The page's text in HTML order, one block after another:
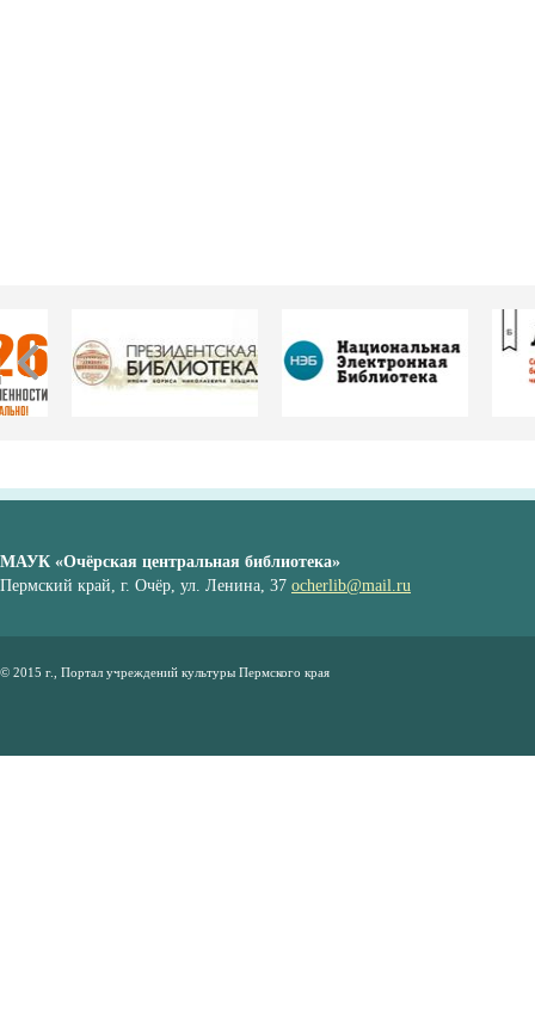
МАУК «Очёрская центральная библиотека»
Пермский край, г. Очёр, ул. Ленина, 37 ocherlib@mail.ru
© 2015 г., Портал учреждений культуры Пермского края